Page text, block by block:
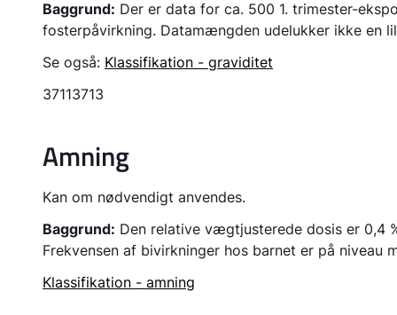
Baggrund: Der er data for ca. 500 1. trimester-
fosterpåvirkning. Datamængden udelukker ikke en
Se også: Klassifikation - graviditet
37113713
Amning
Kan om nødvendigt anvendes.
Baggrund: Den relative vægtjusterede dosis er 0,4
Frekvensen af bivirkninger hos barnet er på
Klassifikation - amning